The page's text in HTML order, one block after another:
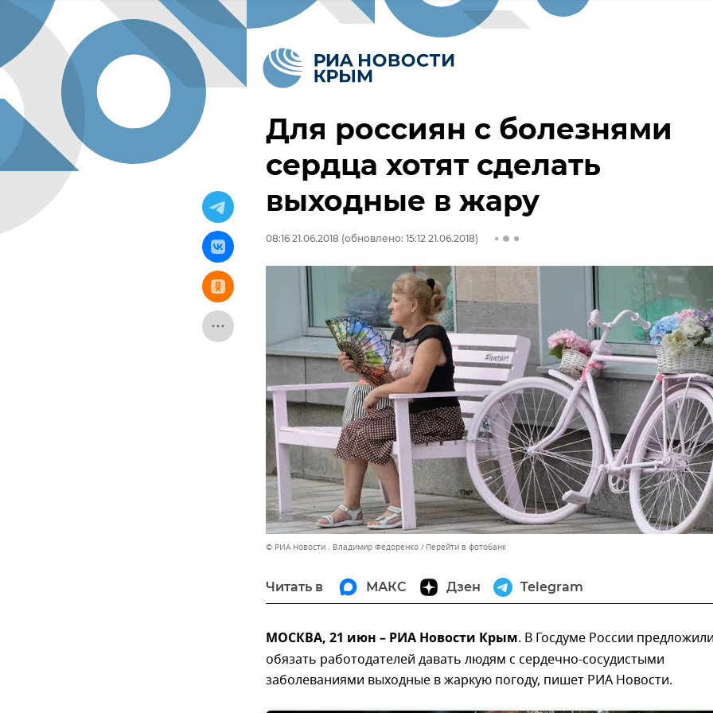
Для россиян с болезнями
сердца хотят сделать
выходные в жару
08:16 21.06.2018 (обновлено: 15:12 21.06.2018)
© РИА Новости . Владимир Федоренко Перейти в фотобанк
Читать в МАКС Дзен Telegram
МОСКВА, 21 июн – РИА Новости Крым. В Госдуме России
обязать работодателей давать людям с сердечно-сосудистыми
заболеваниями выходные в жаркую погоду, пишет РИА Новости.